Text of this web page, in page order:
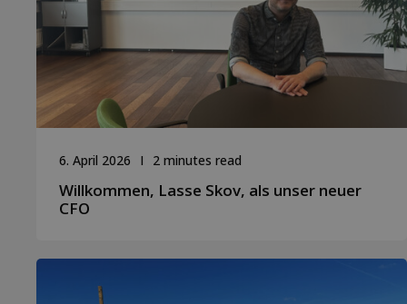
6. April 2026 2 minutes read
Willkommen, Lasse Skov, als unser neuer
CFO